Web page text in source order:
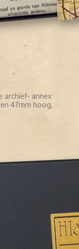
archief- annex
47mm hoog,